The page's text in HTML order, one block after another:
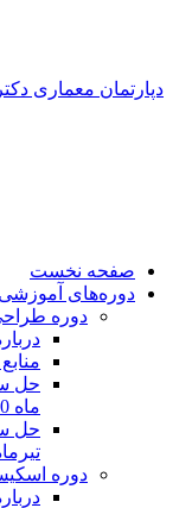
صفحه نخست
دوره‌های آموزشی
دوره
حل
ماه 1400
حل
دوره